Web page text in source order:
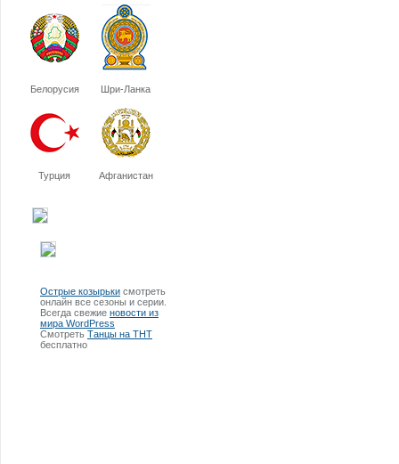
Белорусия Шри-Ланка
Турция Афганистан
Острые козырьки смотреть
онлайн все сезоны и серии.
Всегда свежие новости из
мира WordPress
Смотреть Танцы на ТНТ
бесплатно